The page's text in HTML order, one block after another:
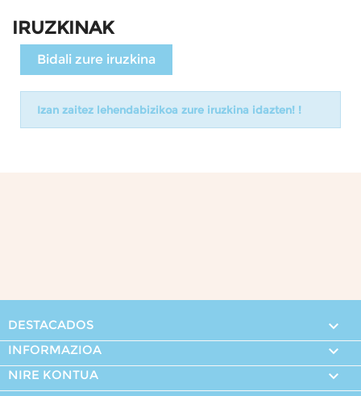
IRUZKINAK
Bidali zure iruzkina
Izan zaitez lehendabizikoa zure iruzkina idazten! !
DESTACADOS 
INFORMAZIOA 
NIRE KONTUA 